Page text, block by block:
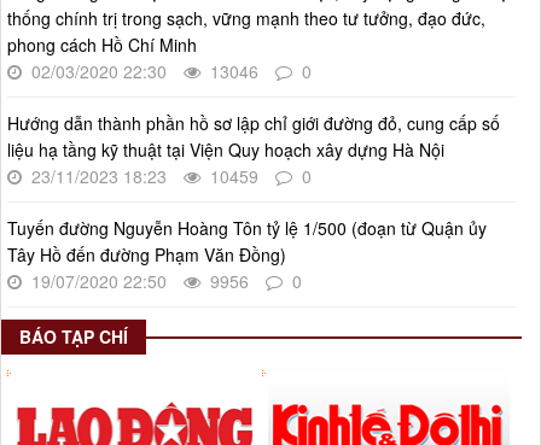
lượt xem: 619 | lượt tải:268
Số 27/UBND-ĐT
19/11/2024 của Hội đồng nhân dân Thành phố.
Thời gian đăng: 08/01/2025
lượt xem: 943 | lượt tải:402
thống chính trị trong sạch, vững mạnh theo tư tưởng, đạo đức,
phong cách Hồ Chí Minh
02/03/2020 22:30
13046 0
Hướng dẫn thành phần hồ sơ lập chỉ giới đường đỏ, cung cấp số
liệu hạ tầng kỹ thuật tại Viện Quy hoạch xây dựng Hà Nội
23/11/2023 18:23
10459 0
Tuyến đường Nguyễn Hoàng Tôn tỷ lệ 1/500 (đoạn từ Quận ủy
Tây Hồ đến đường Phạm Văn Đồng)
19/07/2020 22:50
9956 0
BÁO TẠP CHÍ